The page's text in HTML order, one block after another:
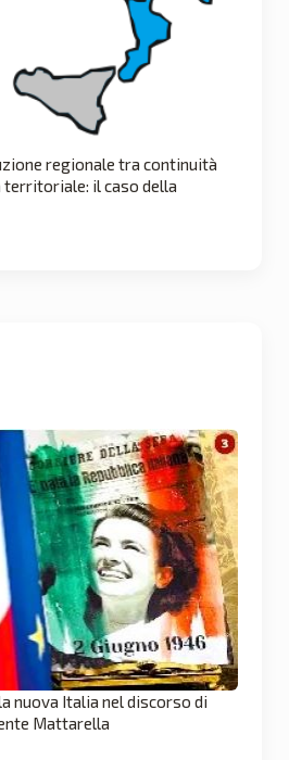
regionale tra continuità
il caso della
nuova Italia nel discorso di
Mattarella